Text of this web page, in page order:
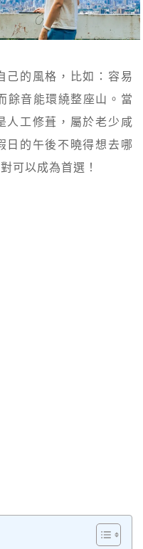
己的風格，比如：容易
餘音能環繞整座山。當
人工修葺，屬於老少咸
日的午後不曉得想去哪
可以成為首選！